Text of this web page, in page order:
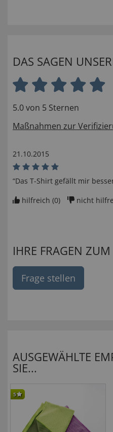
DAS SAGEN
5.0 von 5 Sternen
Maßnahmen zur
21.10.2015
“Das T-Shirt gefällt mir
hilfreich (0) nicht
IHRE FRAGEN
Frage stellen
AUSGEWÄHLTE
SIE...
5